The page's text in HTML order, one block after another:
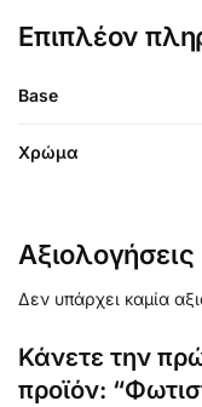
Επιπλέον
Base
Χρώμα
Αξιολογήσεις
Δεν υπάρχει καμία
Κάνετε την
προϊόν: